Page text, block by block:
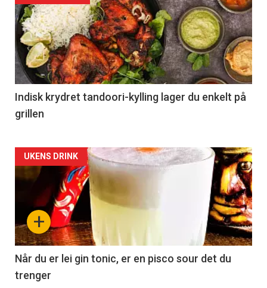
Indisk krydret tandoori-kylling lager du enkelt på
grillen
Forsiden
akkurat
nå
-
2
+
UKENS DRINK
Når du er lei gin tonic, er en pisco sour det du
trenger